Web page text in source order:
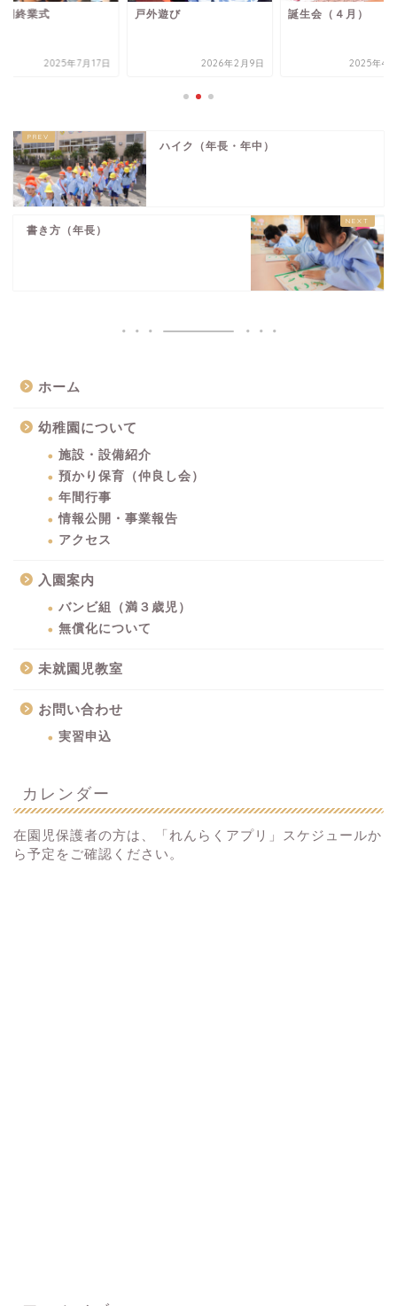
期終業式
2025年7月17日
戸外遊び
2026年2月9日
誕生会（４月）
2025年4
ハイク（年長・年中）
書き方（年長）
ホーム
幼稚園について
施設・設備紹介
預かり保育（仲良し会）
年間行事
情報公開・事業報告
アクセス
入園案内
バンビ組（満３歳児）
無償化について
未就園児教室
お問い合わせ
実習申込
カレンダー
在園児保護者の方は、「れんらくアプリ」スケジュールか
ら予定をご確認ください。